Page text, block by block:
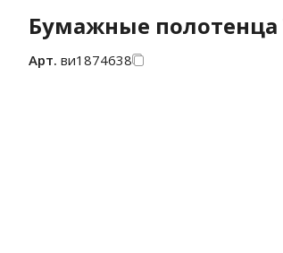
Бумажные полотенца
Арт. ви1874638